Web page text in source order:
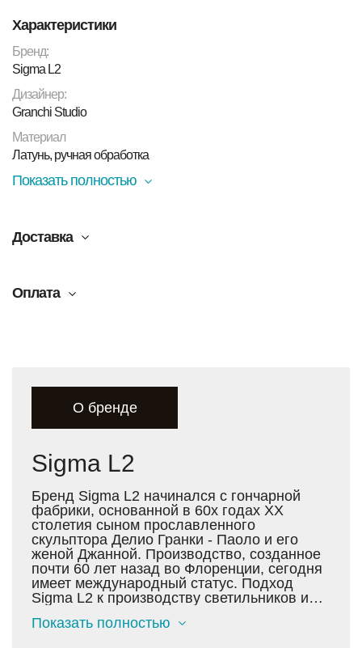
Характеристики
Бренд:
Sigma L2
Дизайнер:
Granchi Studio
Материал
Латунь, ручная обработка
Показать полностью
Доставка
Оплата
О бренде
Sigma L2
Бренд Sigma L2 начинался с гончарной
фабрики, основанной в 60х годах XX
столетия сыном прославленного
скульптора Делио Гранки - Паоло и его
женой Джанной. Производство, созданное
почти 60 лет назад во Флоренции, сегодня
имеет международный статус. Подход
Sigma L2 к производству светильников и
неизменном следовании культуре и
Показать полностью